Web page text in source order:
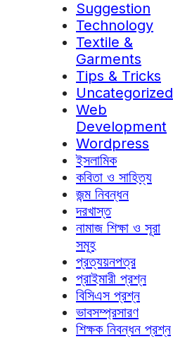
Suggestion
Technology
Textile &
Garments
Tips & Tricks
Uncategorized
Web
Development
Wordpress
ইসলামিক
কবিতা ও সাহিত্য
জন্ম নিবন্ধন
দরখাস্ত
নামাজ শিক্ষা ও সূরা
সমূহ
প্রত্যয়নপত্র
প্রাইমারী প্রশ্ন
বিসিএস প্রশ্ন
ভাবসম্প্রসারণ
শিক্ষক নিবন্ধন প্রশ্ন